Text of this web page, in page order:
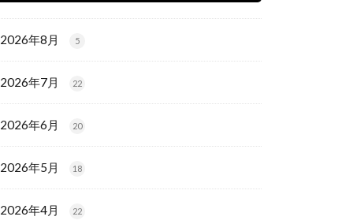
2026年8月 5
2026年7月 22
2026年6月 20
2026年5月 18
2026年4月 22